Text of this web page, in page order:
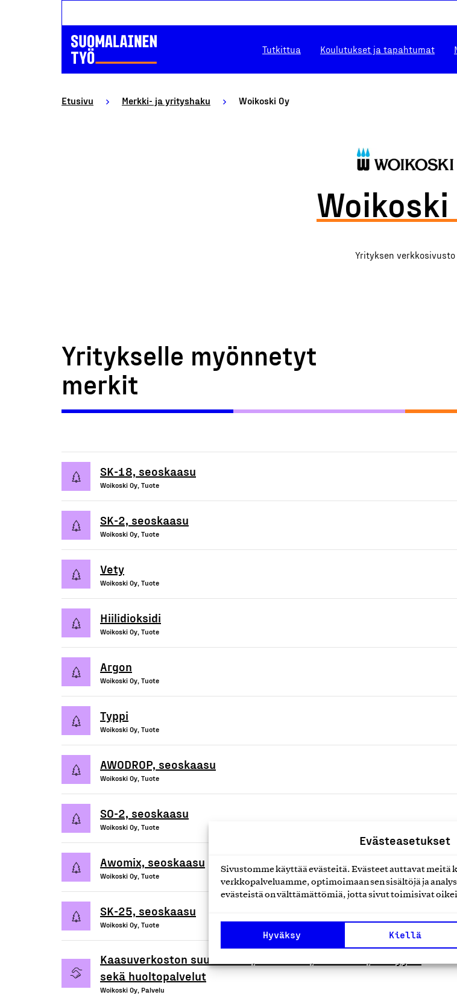
Evästeasetukset
Sivustomme käyttää evästeitä. Evästeet auttavat meitä
verkkopalveluamme, optimoimaan sen sisältöjä ja
evästeistä on välttämättömiä, jotta sivut toimisivat
Hyväksy Kiellä
Tutkittua Koulutukset ja tapahtumat
Etusivu Merkki- ja yrityshaku Woikoski Oy
Woikoski
Yrityksen verkkosivusto
Yritykselle myönnetyt
merkit
SK-18, seoskaasu
Woikoski Oy, Tuote
SK-2, seoskaasu
Woikoski Oy, Tuote
Vety
Woikoski Oy, Tuote
Hiilidioksidi
Woikoski Oy, Tuote
Argon
Woikoski Oy, Tuote
Typpi
Woikoski Oy, Tuote
AWODROP, seoskaasu
Woikoski Oy, Tuote
SO-2, seoskaasu
Woikoski Oy, Tuote
Awomix, seoskaasu
Woikoski Oy, Tuote
SK-25, seoskaasu
Woikoski Oy, Tuote
Kaasuverkoston suunnittelu, asennus- , koulutus-, analyysi-
sekä huoltopalvelut
Woikoski Oy, Palvelu